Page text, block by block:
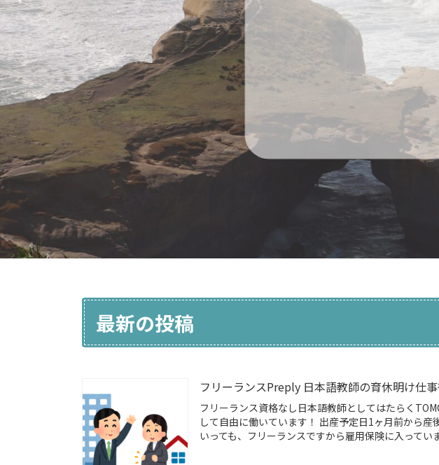
最新の投稿
フリーランスPreply 日本語教師の育休明け仕
フリーランス資格なし日本語教師としてはたらく
して自由に働いています！ 出産予定日1ヶ月前から産
いっても、フリーランスですから雇用保険に入って